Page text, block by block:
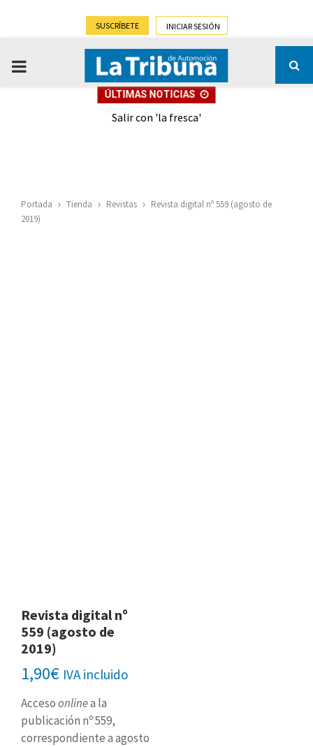
SUSCRÍBETE INICIAR SESIÓN
PRIMARY
ÚLTIMAS NOTICIAS
Salir con 'la fresca'
Portada Tienda Revistas
Revista digital nº 559 (agosto de
2019)
Revista digital nº
559 (agosto de
2019)
1,90€ IVA incluido
Accesoonlinea la
publicación nº 559,
correspondiente a agosto